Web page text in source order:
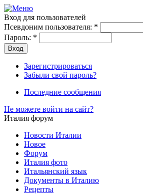
Вход для пользователей
Псевдоним пользователя: *
Пароль: *
Зарегистрироваться
Забыли свой пароль?
Последние сообщения
Не можете войти на сайт?
Италия форум
Новости Италии
Новое
Форум
Италия фото
Итальянский язык
Документы в Италию
Рецепты